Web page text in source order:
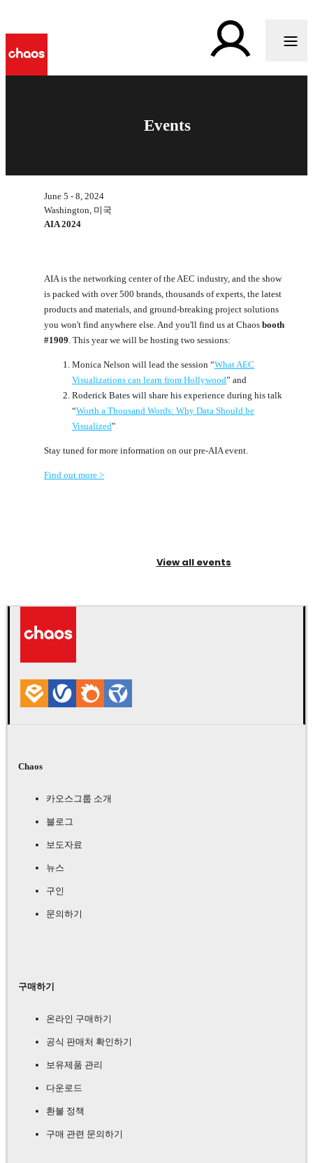
Events
June 5 - 8, 2024
Washington, 미국
AIA 2024
AIA is the networking center of the AEC industry, and the show
is packed with over 500 brands, thousands of experts, the latest
products and materials, and ground-breaking project solutions
you won't find anywhere else. And you'll find us at Chaos booth
#1909 . This year we will be hosting two sessions:
Monica Nelson will lead the session “What AEC
Visualizations can learn from Hollywood” and
Roderick Bates will share his experience during his talk
“Worth a Thousand Words: Why Data Should be
Visualized"
Stay tuned for more information on our pre-AIA event.
Find out more >
View all events
Chaos
카오스그룹 소개
블로그
보도자료
뉴스
구인
문의하기
구매하기
온라인 구매하기
공식 판매처 확인하기
보유제품 관리
다운로드
환불 정책
구매 관련 문의하기